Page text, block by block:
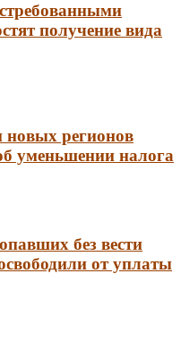
получение вида
регионов
уменьшении налога
без вести
от уплаты